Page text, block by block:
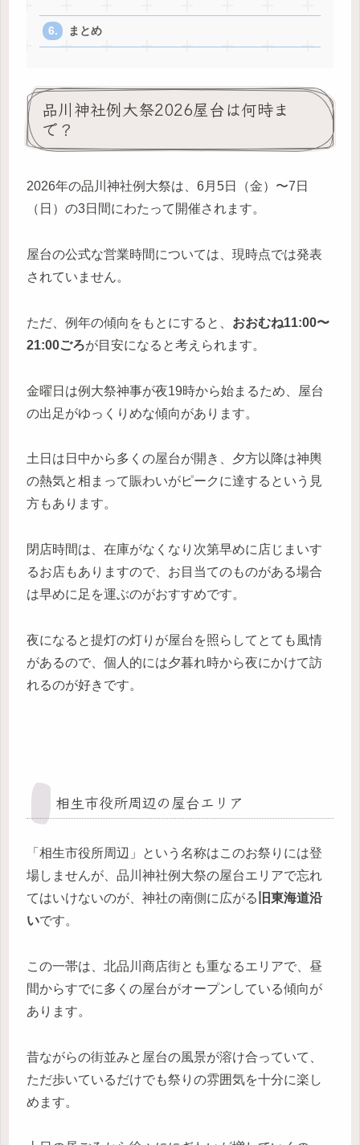
まとめ
品川神社例大祭2026屋台は何時ま
で？
2026年の品川神社例大祭は、6月5日（金）〜7日
（日）の3日間にわたって開催されます。
屋台の公式な営業時間については、現時点では発表
されていません。
ただ、例年の傾向をもとにすると、 おおむね11:00〜
21:00ごろが目安になると考えられます。
金曜日は例大祭神事が夜19時から始まるため、屋台
の出足がゆっくりめな傾向があります。
土日は日中から多くの屋台が開き、夕方以降は神輿
の熱気と相まって賑わいがピークに達するという見
方もあります。
閉店時間は、在庫がなくなり次第早めに店じまいす
るお店もありますので、お目当てのものがある場合
は早めに足を運ぶのがおすすめです。
夜になると提灯の灯りが屋台を照らしてとても風情
があるので、個人的には夕暮れ時から夜にかけて訪
れるのが好きです。
相生市役所周辺の屋台エリア
「相生市役所周辺」という名称はこのお祭りには登
場しませんが、品川神社例大祭の屋台エリアで忘れ
てはいけないのが、神社の南側に広がる 旧東海道沿
いです。
この一帯は、北品川商店街とも重なるエリアで、昼
間からすでに多くの屋台がオープンしている傾向が
あります。
昔ながらの街並みと屋台の風景が溶け合っていて、
ただ歩いているだけでも祭りの雰囲気を十分に楽し
めます。